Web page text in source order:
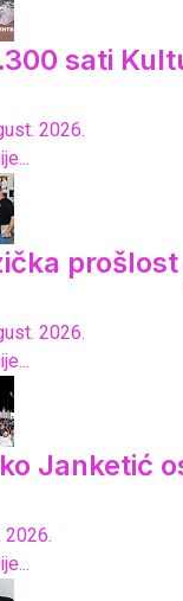
sati
2026.
2026.
Janketić
2026.